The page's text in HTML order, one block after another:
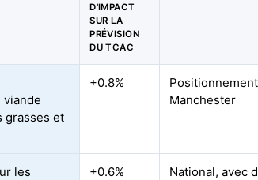
D'IMPACT
SUR LA
PRÉVISION
DU TCAC
viande
grasses et
+0.8%
Manchester
les
+0.6%
National, avec